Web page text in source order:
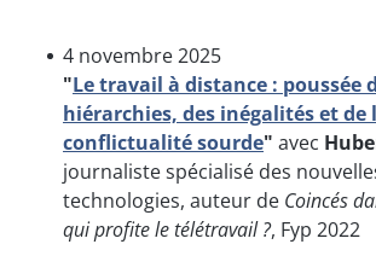
4 novembre 2025
"Le travail à distance : poussée
hiérarchies, des inégalités et de
conflictualité sourde" avec
journaliste spécialisé des
technologies, auteur de Coincés
qui profite le télétravail ?, Fyp 2022